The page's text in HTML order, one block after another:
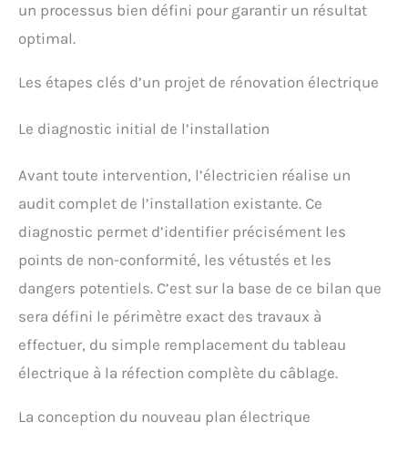
un processus bien défini pour garantir un résultat
optimal.
Les étapes clés d’un projet de rénovation électrique
Le diagnostic initial de l’installation
Avant toute intervention, l’électricien réalise un
audit complet de l’installation existante. Ce
diagnostic permet d’identifier précisément les
points de non-conformité, les vétustés et les
dangers potentiels. C’est sur la base de ce bilan que
sera défini le périmètre exact des travaux à
effectuer, du simple remplacement du tableau
électrique à la réfection complète du câblage.
La conception du nouveau plan électrique